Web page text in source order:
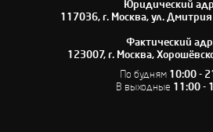
Юридический
117036, г. Москва, ул.
Фактический
123007, г. Москва,
По будням10:00 -
В выходные 11:00 -